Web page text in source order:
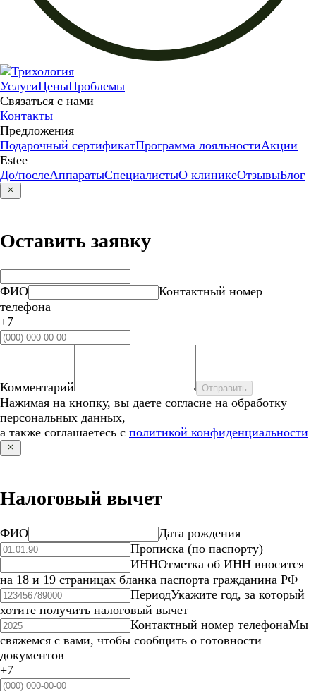
УслугиЦеныПроблемы
Связаться с нами
Контакты
Предложения
Подарочный сертификатПрограмма лояльностиАкции
Estee
До/послеАппаратыСпециалистыО клиникеОтзывыБлог
Оставить заявку
ФИО
Контактный номер
телефона
+7
Комментарий Отправить
Нажимая на кнопку, вы даете согласие на обработку
персональных данных,
а также соглашаетесь с политикой конфиденциальности
Налоговый вычет
ФИО
Дата рождения
Прописка (по паспорту)
ИННОтметка об ИНН вносится
на 18 и 19 страницах бланка паспорта гражданина РФ
ПериодУкажите год, за который
хотите получить налоговый вычет
Контактный номер телефонаМы
свяжемся с вами, чтобы сообщить о готовности
документов
+7